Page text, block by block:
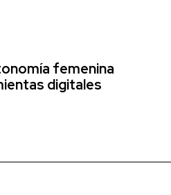
femenina
digitales